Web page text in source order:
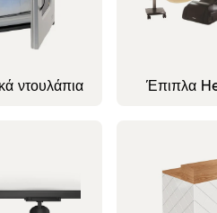
ντουλάπια Έπιπλα